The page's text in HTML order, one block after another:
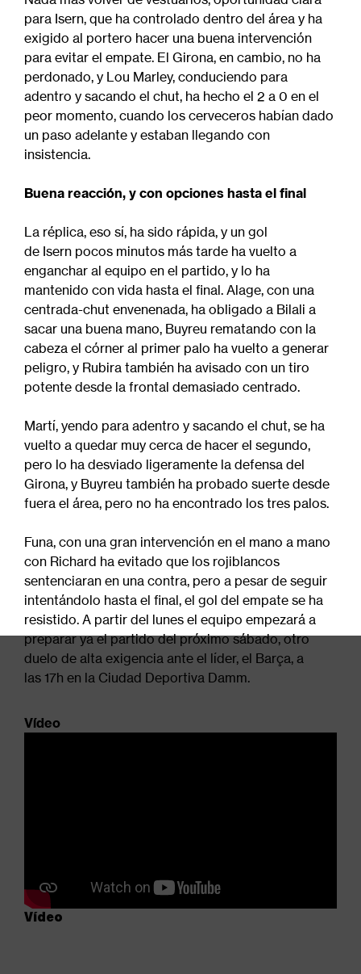
para Isern, que ha controlado dentro del área y ha
exigido al portero hacer una buena intervención
para evitar el empate. El Girona, en cambio, no ha
perdonado, y Lou Marley, conduciendo para
adentro y sacando el chut, ha hecho el 2 a 0 en el
peor momento, cuando los cerveceros habían dado
un paso adelante y estaban llegando con
insistencia.
Buena reacción, y con opciones hasta el final
La réplica, eso sí, ha sido rápida, y un gol
de Isern pocos minutos más tarde ha vuelto a
enganchar al equipo en el partido, y lo ha
mantenido con vida hasta el final. Alage, con una
centrada-chut envenenada, ha obligado a Bilali a
sacar una buena mano, Buyreu rematando con la
cabeza el córner al primer palo ha vuelto a generar
peligro, y Rubira también ha avisado con un tiro
potente desde la frontal demasiado centrado.
Martí, yendo para adentro y sacando el chut, se ha
vuelto a quedar muy cerca de hacer el segundo,
pero lo ha desviado ligeramente la defensa del
Girona, y Buyreu también ha probado suerte desde
fuera el área, pero no ha encontrado los tres palos.
Funa, con una gran intervención en el mano a mano
con Richard ha evitado que los rojiblancos
sentenciaran en una contra, pero a pesar de seguir
intentándolo hasta el final, el gol del empate se ha
resistido. A partir del lunes el equipo empezará a
preparar ya el partido del próximo sábado, otro
duelo de alta exigencia ante el líder, el Barça, a
las 17h en la Ciudad Deportiva Damm.
Vídeo
Vídeo